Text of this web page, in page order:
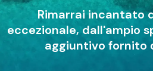
Rimarrai incantato
eccezionale, dall'ampio
aggiuntivo fornito